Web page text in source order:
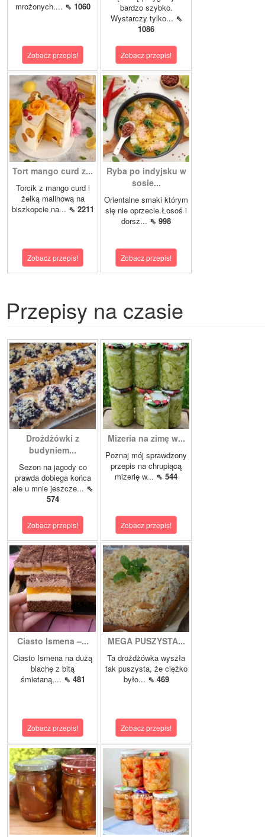
mrożonych.... ⇖ 1060
Zobacz przepis!
bardzo szybko.
Wystarczy tylko... ⇖
1086
Zobacz przepis!
Tort mango curd z...
Torcik z mango curd i
żelką malinową na
biszkopcie na... ⇖ 2211
Zobacz przepis!
Ryba po indyjsku w
sosie...
Orientalne smaki którym
się nie oprzecie.Łosoś i
dorsz... ⇖ 998
Zobacz przepis!
Przepisy na czasie
Drożdżówki z
budyniem...
Sezon na jagody co
prawda dobiega końca
ale u mnie jeszcze... ⇖
574
Zobacz przepis!
Mizeria na zimę w...
Poznaj mój sprawdzony
przepis na chrupiącą
mizerię w... ⇖ 544
Zobacz przepis!
Ciasto Ismena –...
Ciasto Ismena na dużą
blachę z bitą
śmietaną,... ⇖ 481
Zobacz przepis!
MEGA PUSZYSTA...
Ta drożdżówka wyszła
tak puszysta, że ciężko
było... ⇖ 469
Zobacz przepis!